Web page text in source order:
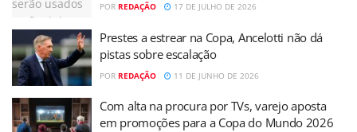
POR REDAÇÃO 17 DE JULHO DE 2026
Prestes a estrear na Copa, Ancelotti não dá
pistas sobre escalação
POR REDAÇÃO 11 DE JUNHO DE 2026
Com alta na procura por TVs, varejo aposta
em promoções para a Copa do Mundo 2026